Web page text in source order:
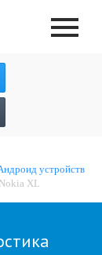
устройств
XL